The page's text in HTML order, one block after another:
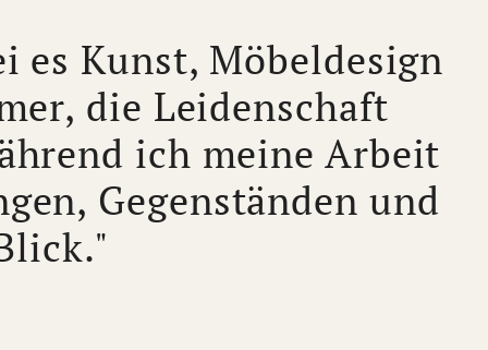
es Kunst, Möbeldesign
die Leidenschaft
ich meine Arbeit
Gegenständen und